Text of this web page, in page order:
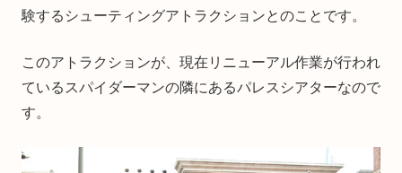
験するシューティングアトラクションとのことです。
このアトラクションが、現在リニューアル作業が行われ
ているスパイダーマンの隣にあるパレスシアターなので
す。